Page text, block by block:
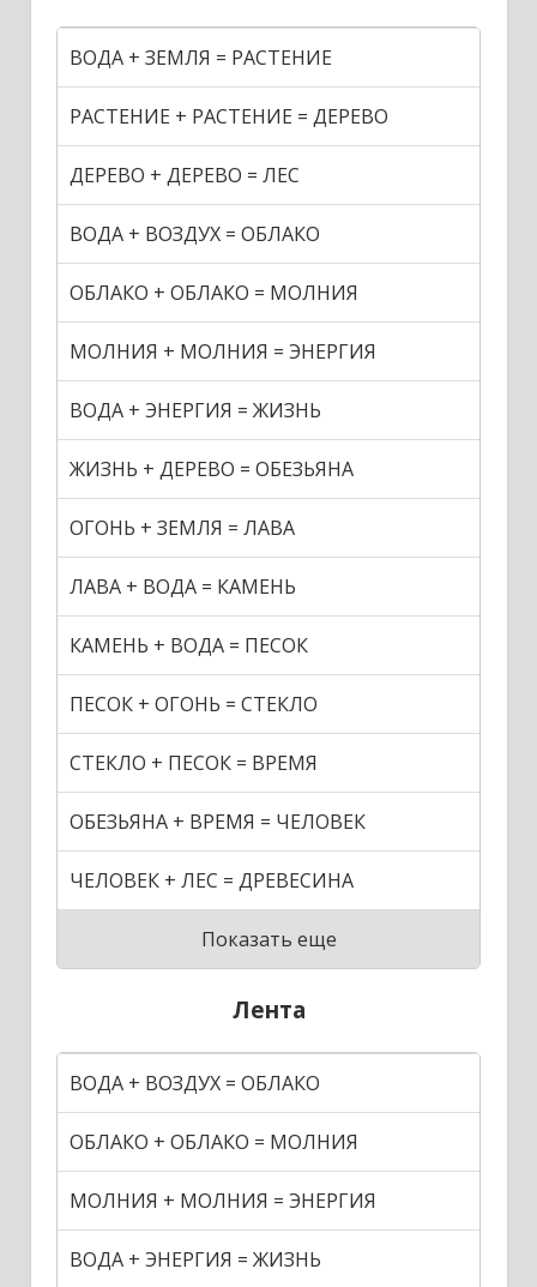
ВОДА + ЗЕМЛЯ = РАСТЕНИЕ
РАСТЕНИЕ + РАСТЕНИЕ = ДЕРЕВО
ДЕРЕВО + ДЕРЕВО = ЛЕС
ВОДА + ВОЗДУХ = ОБЛАКО
ОБЛАКО + ОБЛАКО = МОЛНИЯ
МОЛНИЯ + МОЛНИЯ = ЭНЕРГИЯ
ВОДА + ЭНЕРГИЯ = ЖИЗНЬ
ЖИЗНЬ + ДЕРЕВО = ОБЕЗЬЯНА
ОГОНЬ + ЗЕМЛЯ = ЛАВА
ЛАВА + ВОДА = КАМЕНЬ
КАМЕНЬ + ВОДА = ПЕСОК
ПЕСОК + ОГОНЬ = СТЕКЛО
СТЕКЛО + ПЕСОК = ВРЕМЯ
ОБЕЗЬЯНА + ВРЕМЯ = ЧЕЛОВЕК
ЧЕЛОВЕК + ЛЕС = ДРЕВЕСИНА
Показать еще
Лента
ВОДА + ВОЗДУХ = ОБЛАКО
ОБЛАКО + ОБЛАКО = МОЛНИЯ
МОЛНИЯ + МОЛНИЯ = ЭНЕРГИЯ
ВОДА + ЭНЕРГИЯ = ЖИЗНЬ